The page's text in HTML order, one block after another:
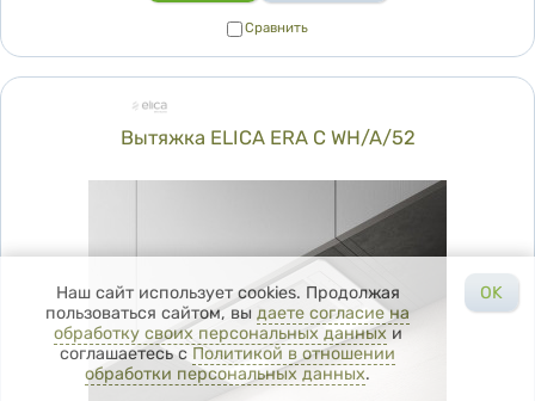
Сравнить
Вытяжка ELICA ERA C WH/A/52
Наш сайт использует cookies. Продолжая
пользоваться сайтом, выдаете согласие на
обработку своих персональных данныхи
соглашаетесь с Политикой в отношении
обработки персональных данных.
OK